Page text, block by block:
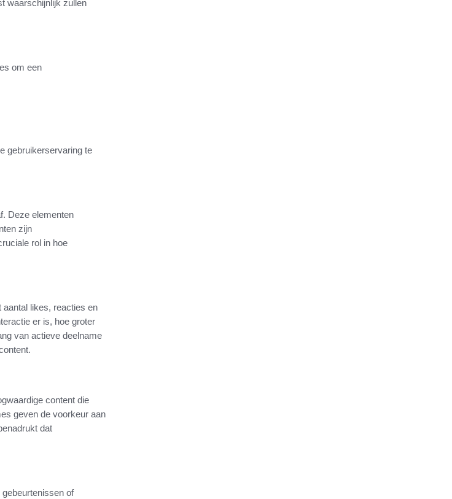
waarschijnlijk zullen
om een
gebruikerservaring te
Deze elementen
zijn
rol in hoe
likes, reacties en
er is, hoe groter
van actieve deelname
content die
geven de voorkeur aan
dat
of